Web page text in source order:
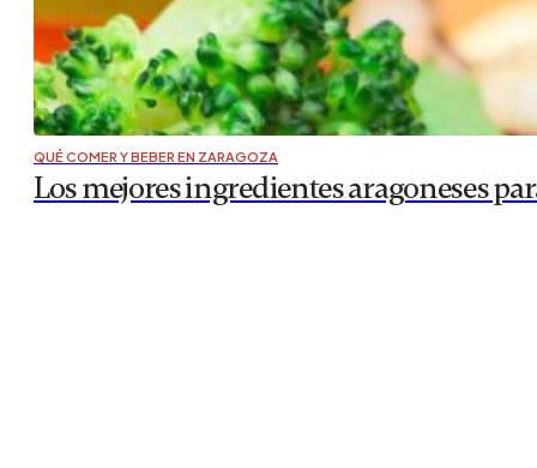
QUÉ COMER Y BEBER EN ZARAGOZA
Los mejores ingredientes aragoneses